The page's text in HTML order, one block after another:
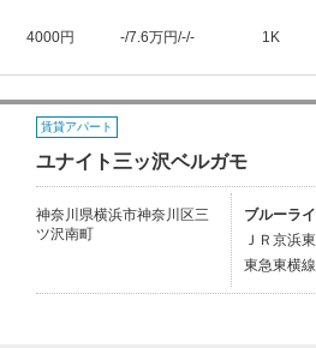
4000円 -/7.6万円/-/- 1K
賃貸アパート
ユナイト三ッ沢ベルガモ
神奈川県横浜市神奈川区三
ツ沢南町
ブルーラ
ＪＲ京浜
東急東横